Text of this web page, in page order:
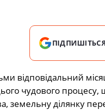
відповідальний
чудового
земельну ділянку